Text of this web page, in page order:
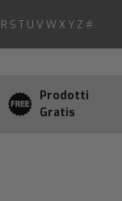
R S T U V W X Y Z #
Prodotti
Gratis